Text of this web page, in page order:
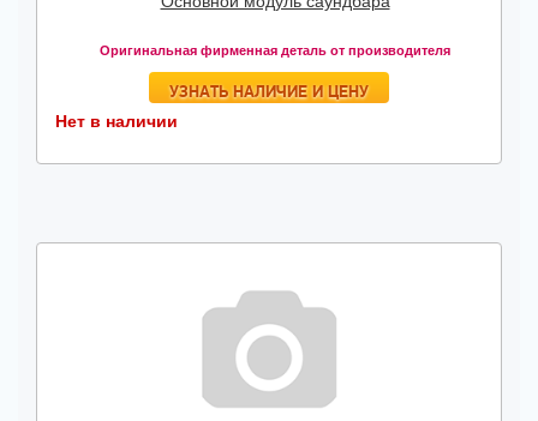
Оригинальная фирменная деталь от производителя
УЗНАТЬ НАЛИЧИЕ И ЦЕНУ
Нет в наличии